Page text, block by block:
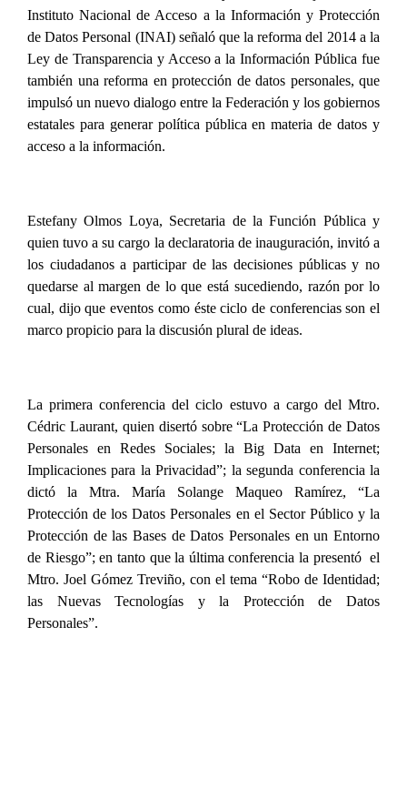
Instituto Nacional de Acceso a la Información y Protección
de Datos Personal (INAI) señaló que la reforma del 2014 a la
Ley de Transparencia y Acceso a la Información Pública fue
también una reforma en protección de datos personales, que
impulsó un nuevo dialogo entre la Federación y los gobiernos
estatales para generar política pública en materia de datos y
acceso a la información.
Estefany Olmos Loya, Secretaria de la Función Pública y
quien tuvo a su cargo la declaratoria de inauguración, invitó a
los ciudadanos a participar de las decisiones públicas y no
quedarse al margen de lo que está sucediendo, razón por lo
cual, dijo que eventos como éste ciclo de conferencias son el
marco propicio para la discusión plural de ideas.
La primera conferencia del ciclo estuvo a cargo del Mtro.
Cédric Laurant, quien disertó sobre “La Protección de Datos
Personales en Redes Sociales; la Big Data en Internet;
Implicaciones para la Privacidad”; la segunda conferencia la
dictó la Mtra. María Solange Maqueo Ramírez, “La
Protección de los Datos Personales en el Sector Público y la
Protección de las Bases de Datos Personales en un Entorno
de Riesgo”; en tanto que la última conferencia la presentó el
Mtro. Joel Gómez Treviño, con el tema “Robo de Identidad;
las Nuevas Tecnologías y la Protección de Datos
Personales”.